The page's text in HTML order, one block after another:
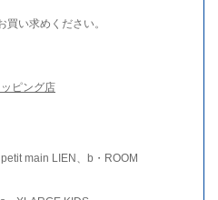
い求めください。
ピング店
main LIEN、b・ROOM